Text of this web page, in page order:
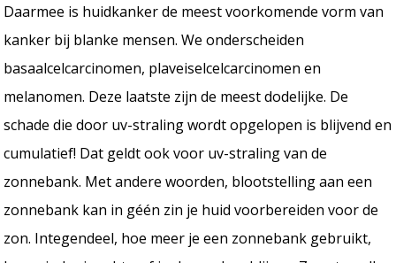
Daarmee is huidkanker de meest voorkomende vorm van
kanker bij blanke mensen. We onderscheiden
basaalcelcarcinomen, plaveiselcelcarcinomen en
melanomen. Deze laatste zijn de meest dodelijke. De
schade die door uv-straling wordt opgelopen is blijvend en
cumulatief! Dat geldt ook voor uv-straling van de
zonnebank. Met andere woorden, blootstelling aan een
zonnebank kan in géén zin je huid voorbereiden voor de
zon. Integendeel, hoe meer je een zonnebank gebruikt,